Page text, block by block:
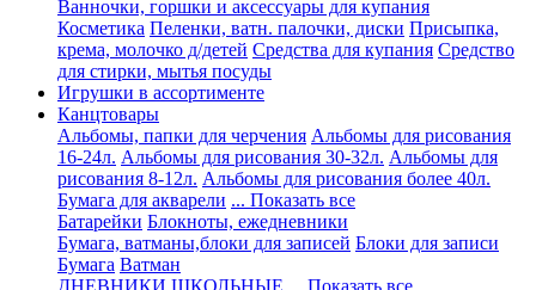
Ванночки, горшки и аксессуары для купания
Косметика Пеленки, ватн. палочки, диски Присыпка,
крема, молочко д/детей Средства для купания Средство
для стирки, мытья посуды
Игрушки в ассортименте
Канцтовары
Альбомы, папки для черчения Альбомы для рисования
16-24л. Альбомы для рисования 30-32л. Альбомы для
рисования 8-12л. Альбомы для рисования более 40л.
Бумага для акварели ... Показать все
Батарейки Блокноты, ежедневники
Бумага, ватманы,блоки для записей Блоки для записи
Бумага Ватман
ДНЕВНИКИ ШКОЛЬНЫЕ
... Показать все